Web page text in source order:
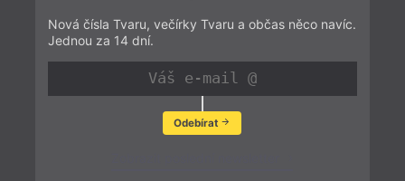
Nová čísla Tvaru, večírky Tvaru a občas něco navíc.
Jednou za 14 dní.
Odebírat